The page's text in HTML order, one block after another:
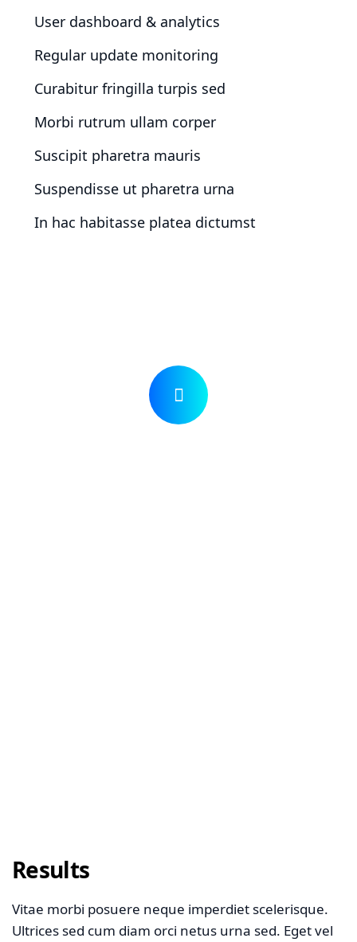
User dashboard & analytics
Regular update monitoring
Curabitur fringilla turpis sed
Morbi rutrum ullam corper
Suscipit pharetra mauris
Suspendisse ut pharetra urna
In hac habitasse platea dictumst
Results
Vitae morbi posuere neque imperdiet scelerisque.
Ultrices sed cum diam orci netus urna sed. Eget vel